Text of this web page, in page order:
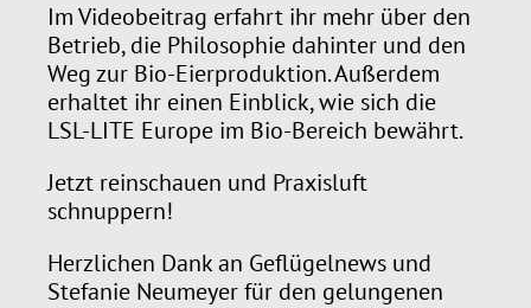
Im Videobeitrag erfahrt ihr mehr über den
Betrieb, die Philosophie dahinter und den
Weg zur Bio-Eierproduktion. Außerdem
erhaltet ihr einen Einblick, wie sich die
LSL-LITE Europe im Bio-Bereich bewährt.
Jetzt reinschauen und Praxisluft
schnuppern!
Herzlichen Dank an Geflügelnews und
Stefanie Neumeyer für den gelungenen